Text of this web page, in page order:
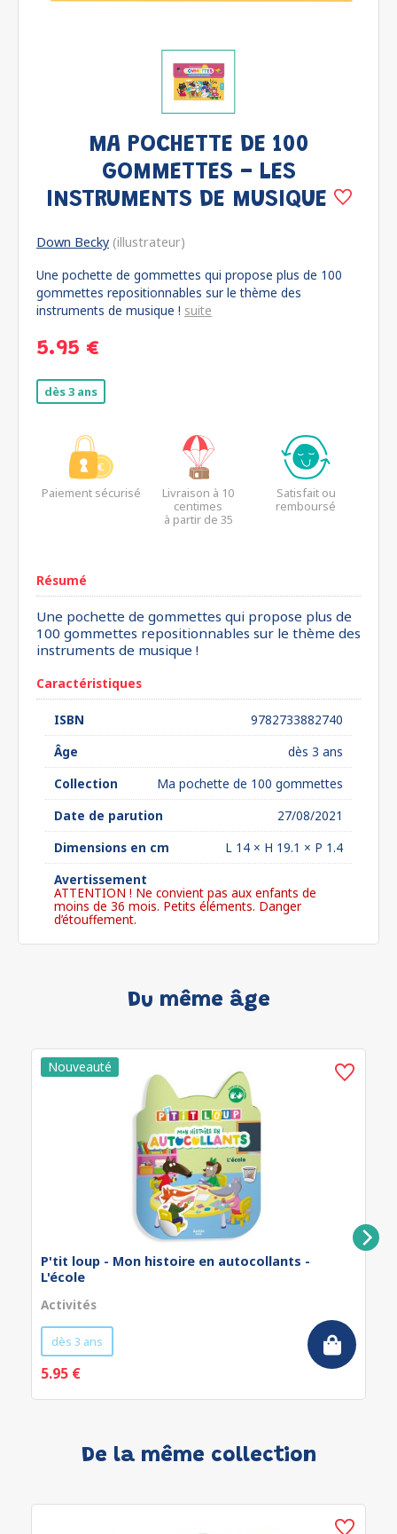
MA POCHETTE DE 100
GOMMETTES - LES
INSTRUMENTS DE MUSIQUE
Down Becky (illustrateur)
Une pochette de gommettes qui propose plus de 100
gommettes repositionnables sur le thème des
instruments de musique ! suite
5.95 €
dès 3 ans
Paiement sécurisé
Livraison à 10
centimes
à partir de 35
Satisfait ou
remboursé
Résumé
Une pochette de gommettes qui propose plus de
100 gommettes repositionnables sur le thème des
instruments de musique !
Caractéristiques
ISBN
9782733882740
Âge
dès 3 ans
Collection
Ma pochette de 100 gommettes
Date de parution
27/08/2021
Dimensions en cm
L 14 × H 19.1 × P 1.4
Avertissement
ATTENTION ! Ne convient pas aux enfants de
moins de 36 mois. Petits éléments. Danger
d’étouffement.
Du même âge
P'tit loup - Mon histoire en autocollants -
L'école
Activités
dès 3 ans
5.95 €
De la même collection